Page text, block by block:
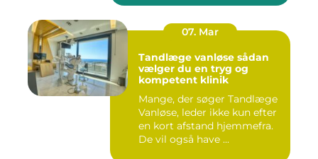
07. Mar
Tandlæge vanløse sådan
vælger du en tryg og
kompetent klinik
Mange, der søger Tandlæge
Vanløse, leder ikke kun efter
en kort afstand hjemmefra.
De vil også have ...